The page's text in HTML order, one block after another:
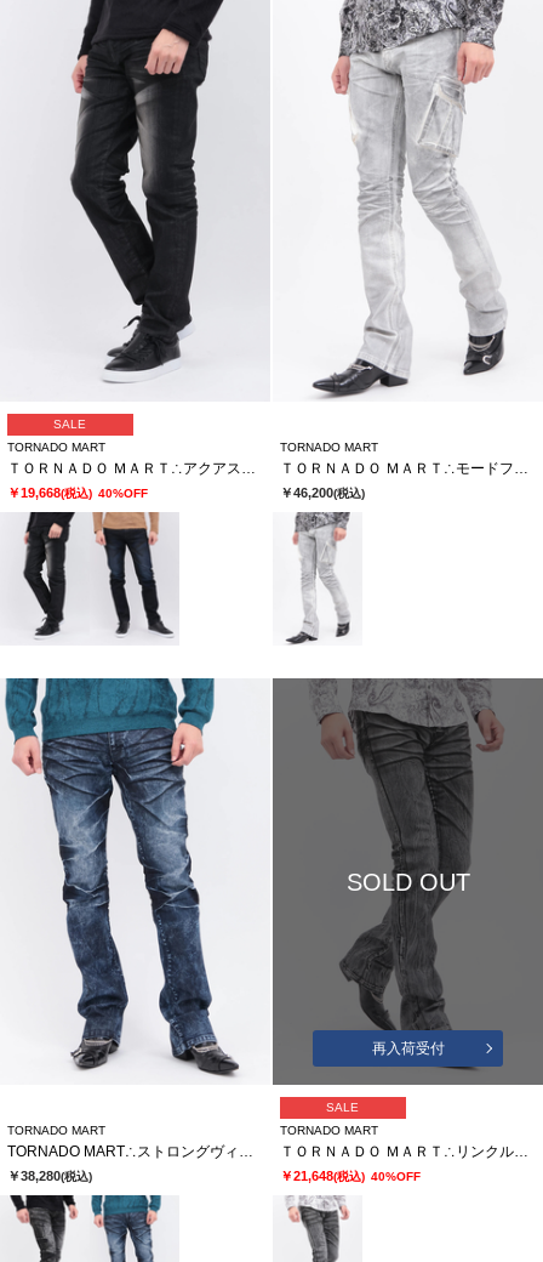
SALE
TORNADO MART
￥19,668(税込) 40%OFF
TORNADO MART
￥46,200(税込)
TORNADO MART
TORNADO MART∴ストロングヴィンテージシューカットデニム
￥38,280(税込)
SOLD OUT
再入荷受付
SALE
TORNADO MART
ＴＯＲＮＡＤＯ ＭＡＲＴ∴リンクルシェードシューカットデニム
￥21,648(税込) 40%OFF